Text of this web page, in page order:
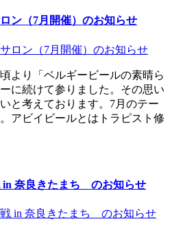
ン（7月開催）のお知らせ
より「ベルギービールの素晴ら
に続けて参りました。その思い
と考えております。7月のテー
アビイビールとはトラピスト修
in 奈良きたまち のお知らせ